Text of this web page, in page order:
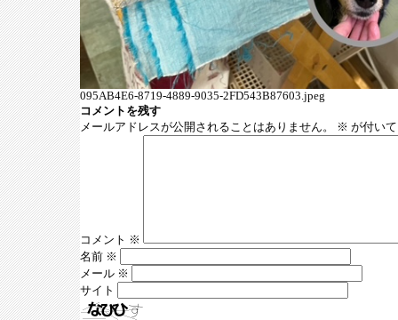
095AB4E6-8719-4889-9035-2FD543B87603.jpeg
コメントを残す
メールアドレスが公開されることはありません。
※ が付い
コメント ※
名前 ※
メール ※
サイト